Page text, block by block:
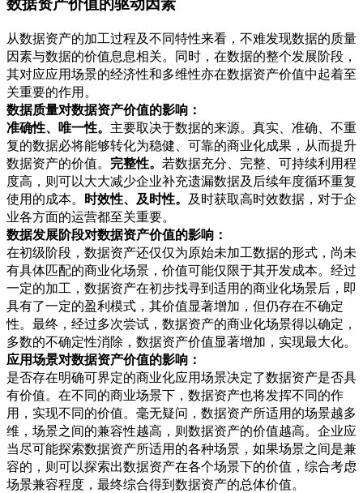
数据资产价值的驱动因素
从数据资产的加工过程及不同特性来看，不难发现数据的质量
因素与数据的价值息息相关。同时，在数据的整个发展阶段，
其对应应用场景的经济性和多维性亦在数据资产价值中起着至
关重要的作用。
数据质量对数据资产价值的影响：
准确性、唯一性。 主要取决于数据的来源。真实、准确、不重
复的数据必将能够转化为稳健、可靠的商业化成果，从而提升
数据资产的价值。 完整性。 若数据充分、完整、可持续利用程
度高，则可以大大减少企业补充遗漏数据及后续年度循环重复
使用的成本。 时效性、及时性。 及时获取高时效数据，对于企
业各方面的运营都至关重要。
数据发展阶段对数据资产价值的影响：
在初级阶段，数据资产还仅仅为原始未加工数据的形式，尚未
有具体匹配的商业化场景，价值可能仅限于其开发成本。经过
一定的加工，数据资产在初步找寻到适用的商业化场景后，即
具有了一定的盈利模式，其价值显著增加，但仍存在不确定
性。最终，经过多次尝试，数据资产的商业化场景得以确定，
多数的不确定性消除，数据资产价值显著增加，实现最大化。
应用场景对数据资产价值的影响：
是否存在明确可界定的商业化应用场景决定了数据资产是否具
有价值。在不同的商业场景下，数据资产也将发挥不同的作
用，实现不同的价值。毫无疑问，数据资产所适用的场景越多
维，场景之间的兼容性越高，则数据资产的价值越高。企业应
当尽可能探索数据资产所适用的各种场景，如果场景之间是兼
容的，则可以探索出数据资产在各个场景下的价值，综合考虑
场景兼容程度，最终综合得到数据资产的总体价值。